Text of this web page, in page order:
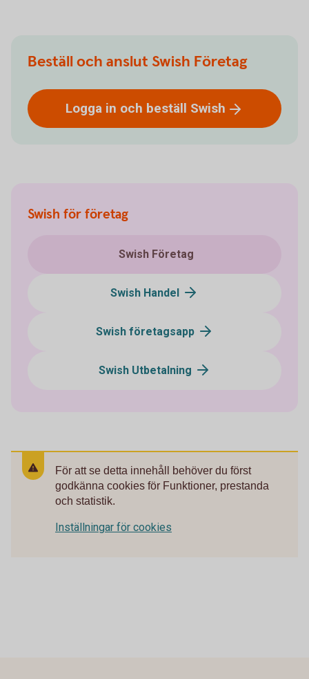
Beställ och anslut Swish Företag
Logga in och beställ Swish
Swish för företag
Swish Företag
Swish Handel
Swish företagsapp
Swish Utbetalning
För att se detta innehåll behöver du först
godkänna cookies för Funktioner, prestanda
och statistik.
Inställningar för cookies